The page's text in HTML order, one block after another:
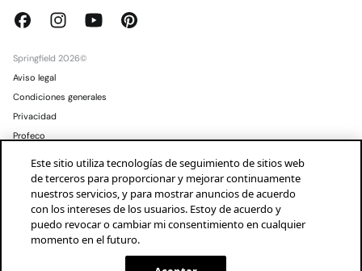
Springfield 2026©
Aviso legal
Condiciones generales
Privacidad
Profeco
Mexico Español
¡descarga la app!
Este sitio utiliza tecnologías de seguimiento de sitios web
de terceros para proporcionar y mejorar continuamente
nuestros servicios, y para mostrar anuncios de acuerdo
con los intereses de los usuarios. Estoy de acuerdo y
puedo revocar o cambiar mi consentimiento en cualquier
momento en el futuro.